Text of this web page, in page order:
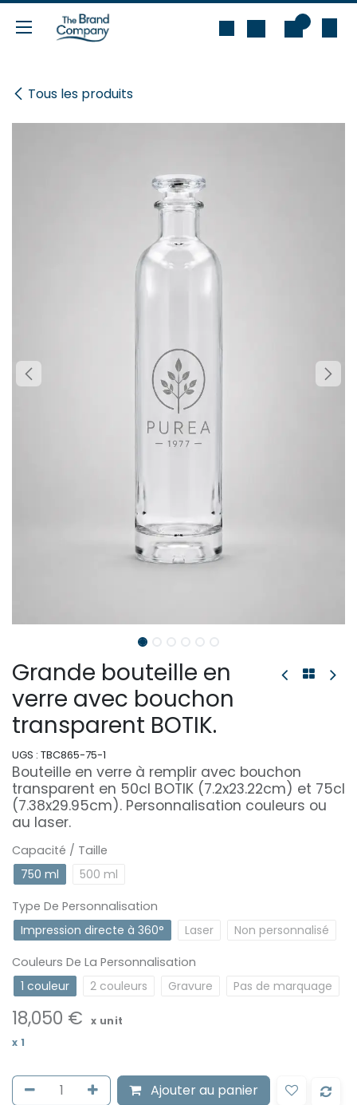
Se rendre au contenu
Tous les produits
Grande bouteille en
verre avec bouchon
transparent BOTIK.
UGS : TBC865-75-1
Bouteille en verre à remplir avec bouchon
transparent en 50cl BOTIK (7.2x23.22cm) et 75cl
(7.38x29.95cm). Personnalisation couleurs ou
au laser.
Capacité / Taille
750 ml
500 ml
Type De Personnalisation
Impression directe à 360°
Laser Non personnalisé
Couleurs De La Personnalisation
1 couleur
2 couleurs Gravure Pas de marquage
18,050 €
x unit
x 1
Ajouter au panier